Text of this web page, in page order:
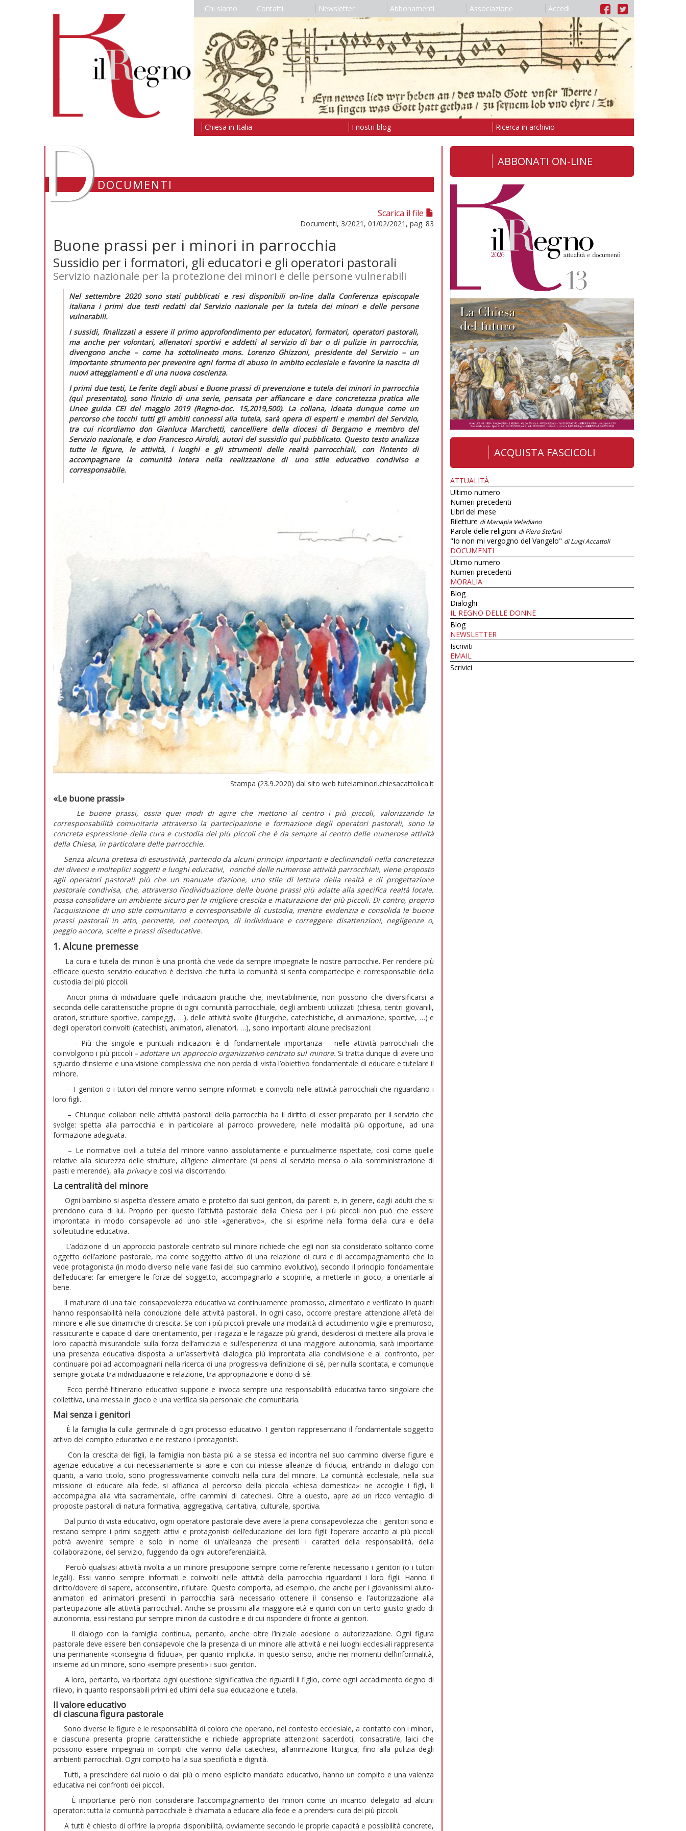
Chi siamo Contatti Newsletter Abbonamenti Associazione Accedi
Chiesa in Italia I nostri blog Ricerca in archivio
DDOCUMENTI
Scarica il file
Documenti, 3/2021, 01/02/2021, pag. 83
Buone prassi per i minori in parrocchia
Sussidio per i formatori, gli educatori e gli operatori pastorali
Servizio nazionale per la protezione dei minori e delle persone vulnerabili
Nel settembre 2020 sono stati pubblicati e resi disponibili on-linedalla Conferenza episcopale
italiana i primi due testi redatti dal Servizio nazionale per la tutela dei minori e delle persone
vulnerabili.
I sussidi, finalizzati a essere il primo approfondimento per educatori, formatori, operatori pastorali,
ma anche per volontari, allenatori sportivi e addetti al servizio di bar o di pulizie in parrocchia,
divengono anche – come ha sottolineato mons. Lorenzo Ghizzoni, presidente del Servizio – un
importante strumento per prevenire ogni forma di abuso in ambito ecclesiale e favorire la nascita di
nuovi atteggiamenti e di una nuova coscienza.
I primi due testi, Le ferite degli abusie Buone prassi di prevenzione e tutela dei minori in parrocchia
(qui presentato), sono l’inizio di una serie, pensata per affiancare e dare concretezza pratica alle
Linee guida CEIdel maggio 2019 (Regno-doc.
15,2019,500). La collana, ideata dunque come un
percorso che tocchi tutti gli ambiti connessi alla tutela, sarà opera di esperti e membri del Servizio,
tra cui ricordiamo don Gianluca Marchetti, cancelliere della diocesi di Bergamo e membro del
Servizio nazionale, e don Francesco Airoldi, autori del sussidio qui pubblicato. Questo testo analizza
tutte le figure, le attività, i luoghi e gli strumenti delle realtà parrocchiali, con l’intento di
accompagnare la comunità intera nella realizzazione di uno stile educativo condiviso e
corresponsabile.
Stampa (23.9.2020) dal sito web tutelaminori.chiesacattolica.it
«Le buone prassi»
Le buone prassi, ossia quei modi di agire che mettono al centro i più piccoli, valorizzando la
corresponsabilità comunitaria attraverso la partecipazione e formazione degli operatori pastorali, sono la
concreta espressione della cura e custodia dei più piccoli che è da sempre al centro delle numerose attività
della Chiesa, in particolare delle parrocchie.
Senza alcuna pretesa di esaustività, partendo da alcuni principi importanti e declinandoli nella concretezza
dei diversi e molteplici soggetti e luoghi educativi, nonché delle numerose attività parrocchiali, viene proposto
agli operatori pastorali più che un manuale d’azione, uno stile di lettura della realtà e di progettazione
pastorale condivisa, che, attraverso l’individuazione delle buone prassi più adatte alla specifica realtà locale,
possa consolidare un ambiente sicuro per la migliore crescita e maturazione dei più piccoli. Di contro, proprio
l’acquisizione di uno stile comunitario e corresponsabile di custodia, mentre evidenzia e consolida le buone
prassi pastorali in atto, permette, nel contempo, di individuare e correggere disattenzioni, negligenze o,
peggio ancora, scelte e prassi diseducative.
1. Alcune premesse
La cura e tutela dei minori è una priorità che vede da sempre impegnate le nostre parrocchie. Per rendere più
efficace questo servizio educativo è decisivo che tutta la comunità si senta compartecipe e corresponsabile della
custodia dei più piccoli.
Ancor prima di individuare quelle indicazioni pratiche che, inevitabilmente, non possono che diversificarsi a
seconda delle caratteristiche proprie di ogni comunità parrocchiale, degli ambienti utilizzati (chiesa, centri giovanili,
oratori, strutture sportive, campeggi, …), delle attività svolte (liturgiche, catechistiche, di animazione, sportive, …) e
degli operatori coinvolti (catechisti, animatori, allenatori, …), sono importanti alcune precisazioni:
– Più che singole e puntuali indicazioni è di fondamentale importanza – nelle attività parrocchiali che
coinvolgono i più piccoli – adottare un approccio organizzativo centrato sul minore. Si tratta dunque di avere uno
sguardo d’insieme e una visione complessiva che non perda di vista l’obiettivo fondamentale di educare e tutelare il
minore.
– I genitori o i tutori del minore vanno sempre informati e coinvolti nelle attività parrocchiali che riguardano i
loro figli.
– Chiunque collabori nelle attività pastorali della parrocchia ha il diritto di esser preparato per il servizio che
svolge: spetta alla parrocchia e in particolare al parroco provvedere, nelle modalità più opportune, ad una
formazione adeguata.
– Le normative civili a tutela del minore vanno assolutamente e puntualmente rispettate, così come quelle
relative alla sicurezza delle strutture, all’igiene alimentare (si pensi al servizio mensa o alla somministrazione di
pasti e merende), alla privacye così via discorrendo.
La centralità del minore
Ogni bambino si aspetta d’essere amato e protetto dai suoi genitori, dai parenti e, in genere, dagli adulti che si
prendono cura di lui. Proprio per questo l’attività pastorale della Chiesa per i più piccoli non può che essere
improntata in modo consapevole ad uno stile «generativo», che si esprime nella forma della cura e della
sollecitudine educativa.
L’adozione di un approccio pastorale centrato sul minore richiede che egli non sia considerato soltanto come
oggetto dell’azione pastorale, ma come soggetto attivo di una relazione di cura e di accompagnamento che lo
vede protagonista (in modo diverso nelle varie fasi del suo cammino evolutivo), secondo il principio fondamentale
dell’educare: far emergere le forze del soggetto, accompagnarlo a scoprirle, a metterle in gioco, a orientarle al
bene.
Il maturare di una tale consapevolezza educativa va continuamente promosso, alimentato e verificato in quanti
hanno responsabilità nella conduzione delle attività pastorali. In ogni caso, occorre prestare attenzione all’età del
minore e alle sue dinamiche di crescita. Se con i più piccoli prevale una modalità di accudimento vigile e premuroso,
rassicurante e capace di dare orientamento, per i ragazzi e le ragazze più grandi, desiderosi di mettere alla prova le
loro capacità misurandole sulla forza dell’amicizia e sull’esperienza di una maggiore autonomia, sarà importante
una presenza educativa disposta a un’assertività dialogica più improntata alla condivisione e al confronto, per
continuare poi ad accompagnarli nella ricerca di una progressiva definizione di sé, per nulla scontata, e comunque
sempre giocata tra individuazione e relazione, tra appropriazione e dono di sé.
Ecco perché l’itinerario educativo suppone e invoca sempre una responsabilità educativa tanto singolare che
collettiva, una messa in gioco e una verifica sia personale che comunitaria.
Mai senza i genitori
È la famiglia la culla germinale di ogni processo educativo. I genitori rappresentano il fondamentale soggetto
attivo del compito educativo e ne restano i protagonisti.
Con la crescita dei figli, la famiglia non basta più a se stessa ed incontra nel suo cammino diverse figure e
agenzie educative a cui necessariamente si apre e con cui intesse alleanze di fiducia, entrando in dialogo con
quanti, a vario titolo, sono progressivamente coinvolti nella cura del minore. La comunità ecclesiale, nella sua
missione di educare alla fede, si affianca al percorso della piccola «chiesa domestica»: ne accoglie i figli, li
accompagna alla vita sacramentale, offre cammini di catechesi. Oltre a questo, apre ad un ricco ventaglio di
proposte pastorali di natura formativa, aggregativa, caritativa, culturale, sportiva.
Dal punto di vista educativo, ogni operatore pastorale deve avere la piena consapevolezza che i genitori sono e
restano sempre i primi soggetti attivi e protagonisti dell’educazione dei loro figli: l’operare accanto ai più piccoli
potrà avvenire sempre e solo in nome di un’alleanza che presenti i caratteri della responsabilità, della
collaborazione, del servizio, fuggendo da ogni autoreferenzialità.
Perciò qualsiasi attività rivolta a un minore presuppone sempre come referente necessario i genitori (o i tutori
legali). Essi vanno sempre informati e coinvolti nelle attività della parrocchia riguardanti i loro figli. Hanno il
diritto/dovere di sapere, acconsentire, rifiutare. Questo comporta, ad esempio, che anche per i giovanissimi aiuto-
animatori ed animatori presenti in parrocchia sarà necessario ottenere il consenso e l’autorizzazione alla
partecipazione alle attività parrocchiali. Anche se prossimi alla maggiore età e quindi con un certo giusto grado di
autonomia, essi restano pur sempre minori da custodire e di cui rispondere di fronte ai genitori.
Il dialogo con la famiglia continua, pertanto, anche oltre l’iniziale adesione o autorizzazione. Ogni figura
pastorale deve essere ben consapevole che la presenza di un minore alle attività e nei luoghi ecclesiali rappresenta
una permanente «consegna di fiducia», per quanto implicita. In questo senso, anche nei momenti dell’informalità,
insieme ad un minore, sono «sempre presenti» i suoi genitori.
A loro, pertanto, va riportata ogni questione significativa che riguardi il figlio, come ogni accadimento degno di
rilievo, in quanto responsabili primi ed ultimi della sua educazione e tutela.
Il valore educativo
di ciascuna figura pastorale
Sono diverse le figure e le responsabilità di coloro che operano, nel contesto ecclesiale, a contatto con i minori,
e ciascuna presenta proprie caratteristiche e richiede appropriate attenzioni: sacerdoti, consacrati/e, laici che
possono essere impegnati in compiti che vanno dalla catechesi, all’animazione liturgica, fino alla pulizia degli
ambienti parrocchiali. Ogni compito ha la sua specificità e dignità.
Tutti, a prescindere dal ruolo o dal più o meno esplicito mandato educativo, hanno un compito e una valenza
educativa nei confronti dei piccoli.
È importante però non considerare l’accompagnamento dei minori come un incarico delegato ad alcuni
operatori: tutta la comunità parrocchiale è chiamata a educare alla fede e a prendersi cura dei più piccoli.
A tutti è chiesto di offrire la propria disponibilità, ovviamente secondo le proprie capacità e possibilità concrete,
ABBONATI ON-LINE
ACQUISTA FASCICOLI
ATTUALITÀ
Ultimo numero
Numeri precedenti
Libri del mese
Riletture di Mariapia Veladiano
Parole delle religioni di Piero Stefani
"Io non mi vergogno del Vangelo" di Luigi Accattoli
DOCUMENTI
Ultimo numero
Numeri precedenti
MORALIA
Blog
Dialoghi
IL REGNO DELLE DONNE
Blog
NEWSLETTER
Iscriviti
EMAIL
Scrivici